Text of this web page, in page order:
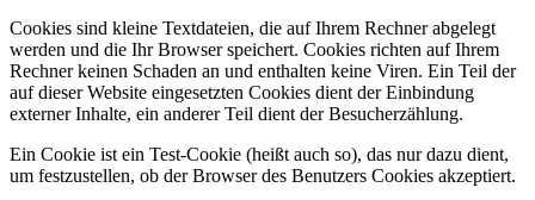
Cookies sind kleine Textdateien, die auf Ihrem Rechner abgelegt
werden und die Ihr Browser speichert. Cookies richten auf Ihrem
Rechner keinen Schaden an und enthalten keine Viren. Ein Teil der
auf dieser Website eingesetzten Cookies dient der Einbindung
externer Inhalte, ein anderer Teil dient der Besucherzählung.
Ein Cookie ist ein Test-Cookie (heißt auch so), das nur dazu dient,
um festzustellen, ob der Browser des Benutzers Cookies akzeptiert.